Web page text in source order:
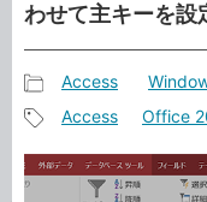
わせて主キーを設
事
カ
Access
事
Access Office